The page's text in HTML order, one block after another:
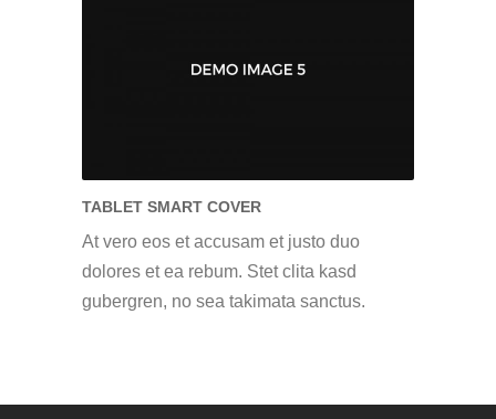
TABLET SMART COVER
At vero eos et accusam et justo duo
dolores et ea rebum. Stet clita kasd
gubergren, no sea takimata sanctus.